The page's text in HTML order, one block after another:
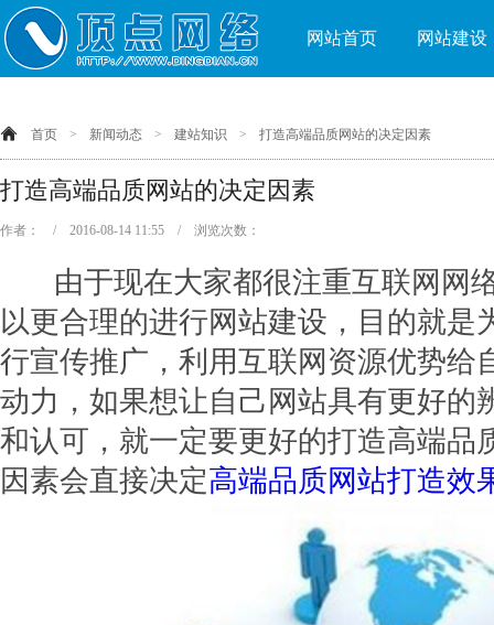
网站首页 网站建设
首页 > 新闻动态 > 建站知识 > 打造高端品质网站的决定因素
打造高端品质网站的决定因素
作者： / 2016-08-14 11:55 / 浏览次数：
由于现在大家都很注重互联网网
以更合理的进行网站建设，目的就是
行宣传推广，利用互联网资源优势给
动力，如果想让自己网站具有更好的
和认可，就一定要更好的打造高端品
因素会直接决定高端品质网站打造效